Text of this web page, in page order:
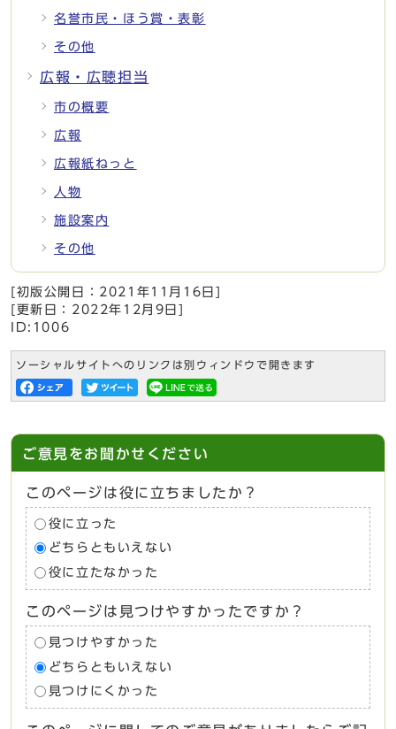
名誉市民・ほう賞・表彰
その他
広報・広聴担当
市の概要
広報
広報紙ねっと
人物
施設案内
その他
[初版公開日： 2021年11月16日 ]
[更新日： 2022年12月9日 ]
ID:1006
ソーシャルサイトへのリンクは別ウィンドウで開きます
ご意見をお聞かせください
このページは役に立ちましたか？
役に立った
どちらともいえない
役に立たなかった
このページは見つけやすかったですか？
見つけやすかった
どちらともいえない
見つけにくかった